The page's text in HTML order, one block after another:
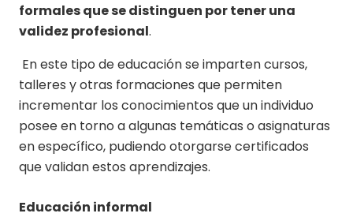
formales que se distinguen por tener una
validez profesional.
En este tipo de educación se imparten cursos,
talleres y otras formaciones que permiten
incrementar los conocimientos que un individuo
posee en torno a algunas temáticas o asignaturas
en específico, pudiendo otorgarse certificados
que validan estos aprendizajes.
Educación informal